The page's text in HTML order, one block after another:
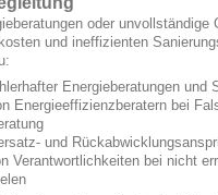
oder unvollständige
und ineffizienten
Energieberatungen und
Energieeffizienzberatern bei
und
Verantwortlichkeiten bei nicht